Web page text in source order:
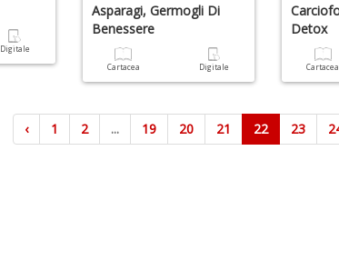
Digitale
Asparagi, Germogli Di
Benessere
Cartacea Digitale
Detox
Cartacea
‹ 1 2 ... 19 20 21 22 23